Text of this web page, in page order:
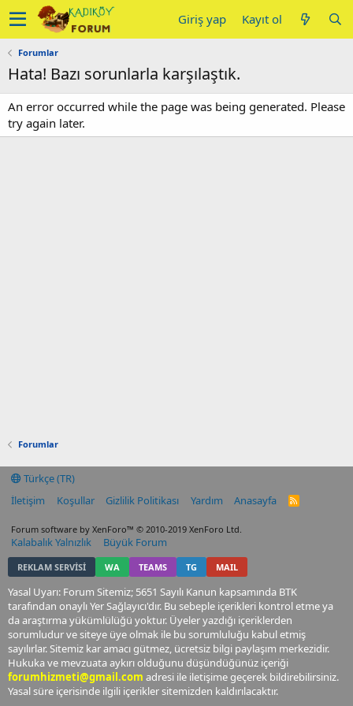
Giriş yap Kayıt ol
Forumlar
Hata! Bazı sorunlarla karşılaştık.
An error occurred while the page was being generated. Please
try again later.
Forumlar
Türkçe (TR)
İletişim
Koşullar Gizlilik Politikası Yardım Anasayfa
R
Forum software by XenForo™ © 2010-2019 XenForo Ltd.
Kalabalık Yalnızlık Büyük Forum
REKLAM SERVİSİ WA TEAMS TG MAIL
Yasal Uyarı: Forum Sitemiz; 5651 Sayılı Kanun kapsamında BTK
tarafından onaylı Yer Sağlayıcı'dır. Bu sebeple içerikleri kontrol etme ya
da araştırma yükümlülüğü yoktur. Üyeler yazdığı içeriklerden
sorumludur ve siteye üye olmak ile bu sorumluluğu kabul etmiş
sayılırlar. Sitemiz kar amacı gütmez, ücretsiz bilgi paylaşım merkezidir.
Hukuka ve mevzuata aykırı olduğunu düşündüğünüz içeriği
forumhizmeti@gmail.com adresi ile iletişime geçerek bildirebilirsiniz.
Yasal süre içerisinde ilgili içerikler sitemizden kaldırılacaktır.